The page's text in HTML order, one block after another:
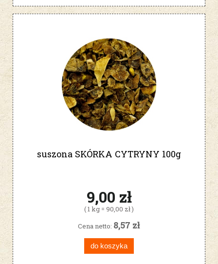
suszona SKÓRKA CYTRYNY 100g
9,00 zł
( 1 kg = 90,00 zł )
Cena netto: 8,57 zł
do koszyka